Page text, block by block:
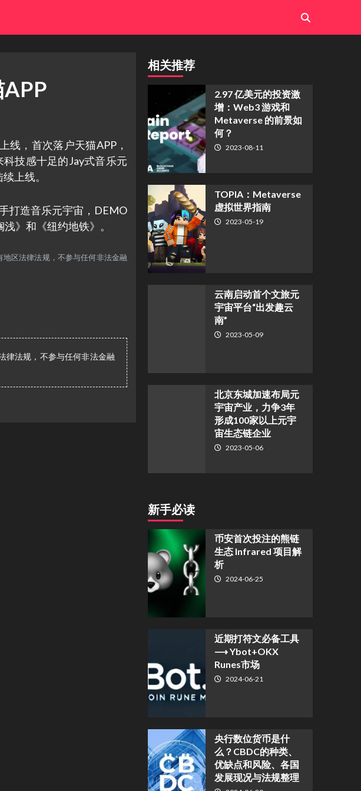
线，首次落户天猫APP，
技感十足的Jay式音乐元
上线。
打造音乐元宇宙，DEMO
》和《纽约地铁》。
区法律法规，不参与任何非法金融
律法规，不参与任何非法金融
相关推荐
2.97 亿美元的投资激
增：Web3 游戏和
Metaverse 的前景如
何？
2023-08-11
TOPIA：Metaverse
虚拟世界指南
2023-05-19
云南启动首个文旅元
宇宙平台“出发趣云
南”
2023-05-09
北京东城加速布局元
宇宙产业，力争3年
形成100家以上元宇
宙生态链企业
2023-05-06
新手必读
币安首次投注的熊链
生态 Infrared 项目解
析
2024-06-25
近期打符文必备工具
⟶ Ybot+OKX
Runes市场
2024-06-21
央行数位货币是什
么？CBDC的种类、
优缺点和风险、各国
发展现况与法规整理